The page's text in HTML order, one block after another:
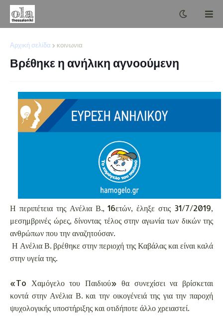
Αρχική σελίδα κοινωνια
Βρέθηκε η ανήλικη αγνοούμενη
Η περιπέτεια της Ανέλια Β., 16ετών, έληξε στις 31/7/2019,
μεσημβρινές ώρες, δίνοντας τέλος στην αγωνία των δικών της
ανθρώπων που την αναζητούσαν.
Η Ανέλια Β. βρέθηκε στην περιοχή της Καβάλας και είναι καλά
στην υγεία της.
«To Χαμόγελο του Παιδιού» θα συνεχίσει να βρίσκεται
κοντά στην Ανέλια Β. και την οικογένειά της για την παροχή
ψυχολογικής υποστήριξης και οτιδήποτε άλλο χρειαστεί.